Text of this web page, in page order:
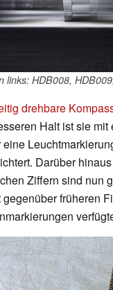
links: HDB008,
drehbare
Halt ist sie mit
Darüber
Ziffern sind nun
früheren